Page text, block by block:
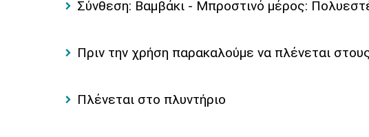
Σύνθεση: Βαμβάκι - Μπροστινό μέρος:
Πριν την χρήση παρακαλούμε να πλένεται
Πλένεται στο πλυντήριο